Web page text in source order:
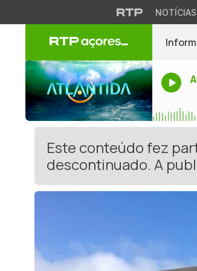
NOTÍCIAS
Este conteúdo fez
descontinuado. A